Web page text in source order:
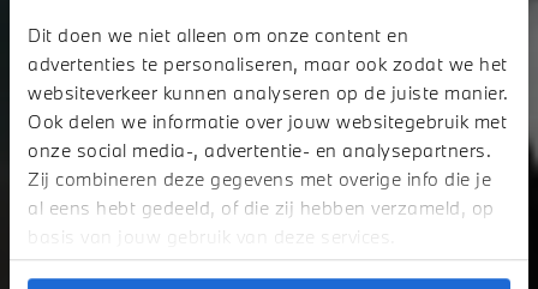
Dit doen we niet alleen om onze content en
advertenties te personaliseren, maar ook zodat we het
websiteverkeer kunnen analyseren op de juiste manier.
Ook delen we informatie over jouw websitegebruik met
onze social media-, advertentie- en analysepartners.
Zij combineren deze gegevens met overige info die je
al eens hebt gedeeld, of die zij hebben verzameld, op
basis van jouw gebruik van deze services.